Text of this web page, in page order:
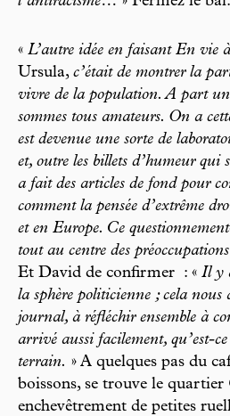
« L’autre idée en faisant En vie
Ursula, c’était de montrer la
vivre de la population. A part
sommes tous amateurs. On a
est devenue une sorte de
et, outre les billets d’humeur qui
a fait des articles de fond pour
comment la pensée d’extrême
et en Europe. Ce
tout au centre des
Et David de confirmer : « Il y
la sphère politicienne ; cela nous
journal, à réfléchir ensemble à
arrivé aussi facilement, qu’est-
terrain. » A quelques pas du
boissons, se trouve le quartier
enchevêtrement de petites